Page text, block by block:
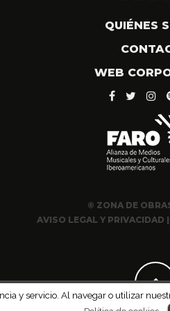
QUIÉNES
WEB
© ZONA DE
AVISO LEGAL Y PRIVACIDAD |
y servicio. Al navegar o utilizar